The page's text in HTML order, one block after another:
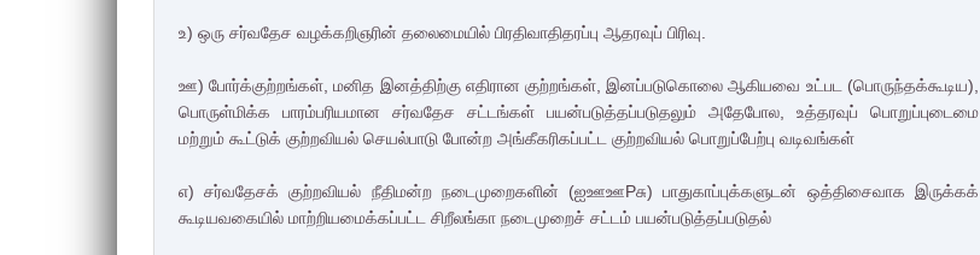
உ) ஒரு சர்வதேச வழக்கறிஞரின் தலைமையில் பிரதிவாதிதரப்பு ஆதரவுப் பிரிவு.
ஊ) போர்க்குற்றங்கள், மனித இனத்திற்கு எதிரான குற்றங்கள், இனப்படுகொலை ஆகியவை உட்பட (பொருந்தக்கூடிய),
பொருள்மிக்க பாரம்பரியமான சர்வதேச சட்டங்கள் பயன்படுத்தப்படுதலும் அதேபோல, உத்தரவுப் பொறுப்புடைமை
மற்றும் கூட்டுக் குற்றவியல் செயல்பாடு போன்ற அங்கீகரிகப்பட்ட குற்றவியல் பொறுப்பேற்பு வடிவங்கள்
எ) சர்வதேசக் குற்றவியல் நீதிமன்ற நடைமுறைகளின் (ஐஊஊPசு) பாதுகாப்புக்களுடன் ஒத்திசைவாக இருக்கக்
கூடியவகையில் மாற்றியமைக்கப்பட்ட சிறீலங்கா நடைமுறைச் சட்டம் பயன்படுத்தப்படுதல்